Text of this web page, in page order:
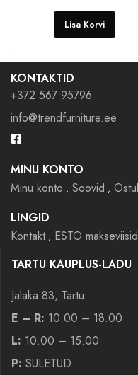
Lisa Korvi
KONTAKTID
+372 567 95796
info@trendfurniture.ee
MINU KONTO
Minu konto
Soovid
LINGID
Kontakt
ESTO makseviisid
TARTU KAUPLUS-LADU
Jalaka 83, Tartu
E – R: 10.00 – 18.00
L: 10.00 – 15.00
P: SULETUD